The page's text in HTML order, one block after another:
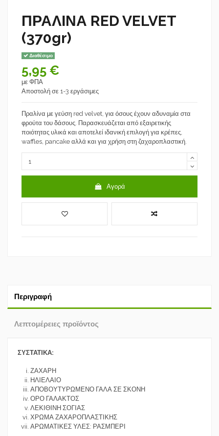
ΠΡΑΛΙΝΑ RED VELVET
(370gr)
Διαθέσιμο
5,95 €
με ΦΠΑ
Αποστολή σε 1-3 εργάσιμες
Πραλίνα με γεύση red velvet, για όσους έχουν αδυναμία στα
φρούτα του δάσους. Παρασκευάζεται από εξαιρετικής
ποιότητας υλικά και αποτελεί ιδανική επιλογή για κρέπες,
waffles, pancake αλλά και για χρήση στη ζαχαροπλαστική.
Αγορά
Περιγραφή
Λεπτομέρειες προϊόντος
ΣΥΣΤΑΤΙΚΑ:
ΖΑΧΑΡΗ
ΗΛΙΕΛΑΙΟ
ΑΠΟΒΟΥΤΥΡΩΜΕΝΟ ΓΑΛΑ ΣΕ ΣΚΟΝΗ
ΟΡΟ ΓΑΛΑΚΤΟΣ
ΛΕΚΙΘΙΝΗ ΣΟΓΙΑΣ
ΧΡΩΜΑ ΖΑΧΑΡΟΠΛΑΣΤΙΚΗΣ
ΑΡΩΜΑΤΙΚΕΣ ΥΛΕΣ: ΡΑΣΜΠΕΡΙ